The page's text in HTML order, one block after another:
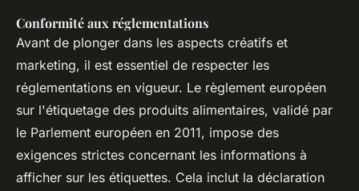
Conformité aux réglementations
Avant de plonger dans les aspects créatifs et
marketing, il est essentiel de respecter les
réglementations en vigueur. Le règlement européen
sur l'étiquetage des produits alimentaires, validé par
le Parlement européen en 2011, impose des
exigences strictes concernant les informations à
afficher sur les étiquettes. Cela inclut la déclaration